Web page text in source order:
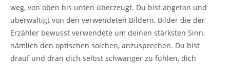
weg, von oben bis unten überzeugt. Du bist angetan und
überwältigt von den verwendeten Bildern, Bilder die der
Erzähler bewusst verwendete um deinen stärksten Sinn,
nämlich den optischen solchen, anzusprechen. Du bist
drauf und dran dich selbst schwanger zu fühlen, dich